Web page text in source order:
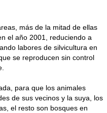
más de la mitad de ellas
el año 2001, reduciendo a
labores de silvicultura en
se reproducen sin control
para que los animales
de sus vecinos y la suya, los
el resto son bosques en